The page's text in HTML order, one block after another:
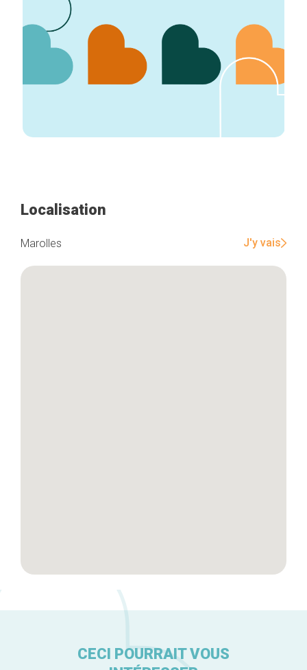
Localisation
Marolles J'y vais
CECI POURRAIT VOUS